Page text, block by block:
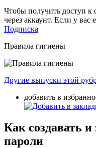
Чтобы получить доступ к
через аккаунт. Если у
Подписка
Правила гигиены
Другие выпуски этой
добавить в
Как создавать
пароли